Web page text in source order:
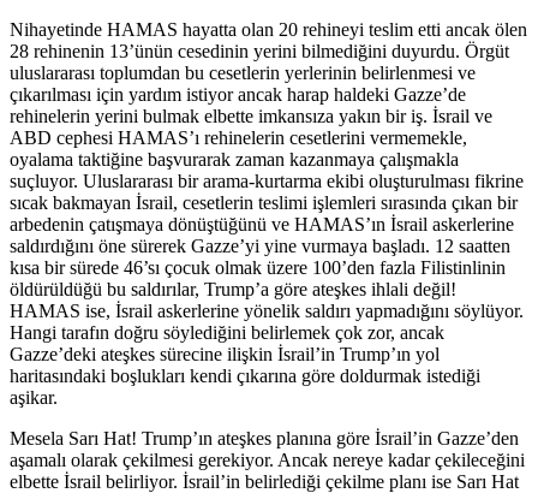
Nihayetinde HAMAS hayatta olan 20 rehineyi teslim etti ancak ölen
28 rehinenin 13’ünün cesedinin yerini bilmediğini duyurdu. Örgüt
uluslararası toplumdan bu cesetlerin yerlerinin belirlenmesi ve
çıkarılması için yardım istiyor ancak harap haldeki Gazze’de
rehinelerin yerini bulmak elbette imkansıza yakın bir iş. İsrail ve
ABD cephesi HAMAS’ı rehinelerin cesetlerini vermemekle,
oyalama taktiğine başvurarak zaman kazanmaya çalışmakla
suçluyor. Uluslararası bir arama-kurtarma ekibi oluşturulması fikrine
sıcak bakmayan İsrail, cesetlerin teslimi işlemleri sırasında çıkan bir
arbedenin çatışmaya dönüştüğünü ve HAMAS’ın İsrail askerlerine
saldırdığını öne sürerek Gazze’yi yine vurmaya başladı. 12 saatten
kısa bir sürede 46’sı çocuk olmak üzere 100’den fazla Filistinlinin
öldürüldüğü bu saldırılar, Trump’a göre ateşkes ihlali değil!
HAMAS ise, İsrail askerlerine yönelik saldırı yapmadığını söylüyor.
Hangi tarafın doğru söylediğini belirlemek çok zor, ancak
Gazze’deki ateşkes sürecine ilişkin İsrail’in Trump’ın yol
haritasındaki boşlukları kendi çıkarına göre doldurmak istediği
aşikar.
Mesela Sarı Hat! Trump’ın ateşkes planına göre İsrail’in Gazze’den
aşamalı olarak çekilmesi gerekiyor. Ancak nereye kadar çekileceğini
elbette İsrail belirliyor. İsrail’in belirlediği çekilme planı ise Sarı Hat